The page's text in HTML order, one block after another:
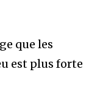
que les
est plus forte